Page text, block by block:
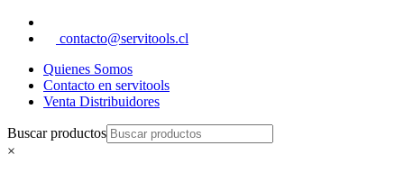
contacto@servitools.cl
Quienes Somos
Contacto en servitools
Venta Distribuidores
Buscar productos
×